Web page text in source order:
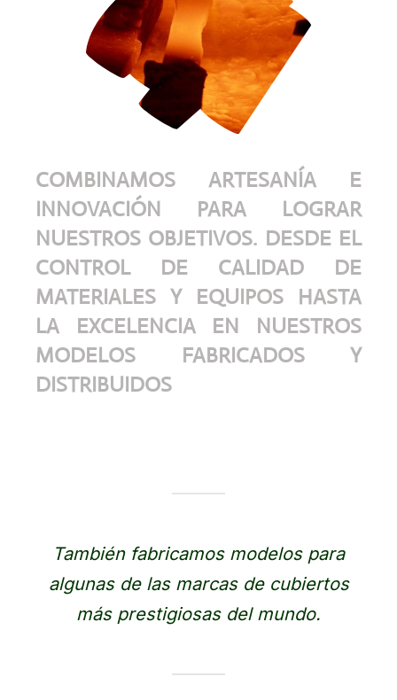
COMBINAMOS ARTESANÍA E
INNOVACIÓN PARA LOGRAR
NUESTROS OBJETIVOS. DESDE EL
CONTROL DE CALIDAD DE
MATERIALES Y EQUIPOS HASTA
LA EXCELENCIA EN NUESTROS
MODELOS FABRICADOS Y
DISTRIBUIDOS
También fabricamos modelos para
algunas de las marcas de cubiertos
más prestigiosas del mundo.